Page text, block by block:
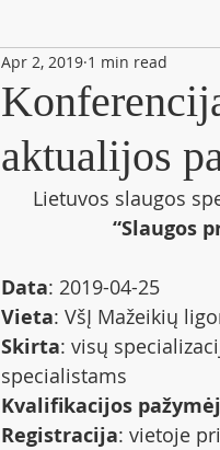
mokslas
aktualijos
Apr 2, 2019 1 min read
Lietuvos slaugos
“Slaugos
Data: 2019-04-25
Vieta: VšĮ Mažeikių
Skirta: visų
specialistams
Kvalifikacijos
Registracija: vietoje